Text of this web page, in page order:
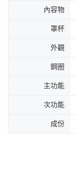
內容物
罩杯
外觀
鋼圈
主功能
次功能
成份